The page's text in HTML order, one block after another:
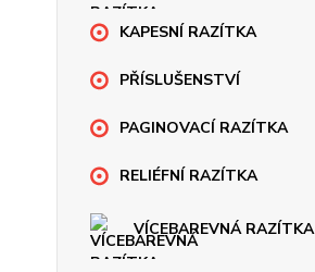
KAPESNÍ RAZÍTKA
PŘÍSLUŠENSTVÍ
PAGINOVACÍ RAZÍTKA
RELIÉFNÍ RAZÍTKA
VÍCEBAREVNÁ RAZÍTKA